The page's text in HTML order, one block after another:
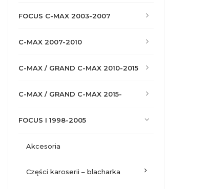
FOCUS C-MAX 2003-2007
C-MAX 2007-2010
C-MAX / GRAND C-MAX 2010-2015
C-MAX / GRAND C-MAX 2015-
FOCUS I 1998-2005
akcesoria
części karoserii – blacharka